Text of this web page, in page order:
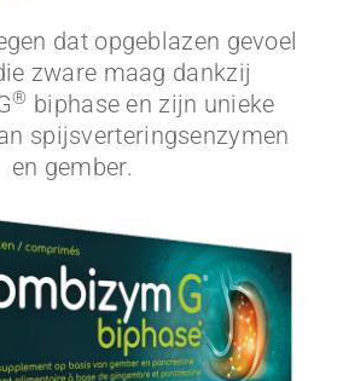
dat opgeblazen gevoel
zware maag dankzij
® biphase en zijn unieke
spijsverteringsenzymen
en gember.